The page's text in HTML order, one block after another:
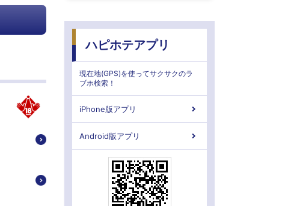
ハピホテアプリ
現在地(GPS)を使ってサクサクのラ
ブホ検索！
iPhone版アプリ
Android版アプリ